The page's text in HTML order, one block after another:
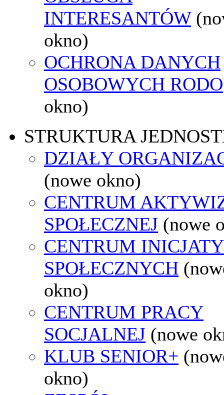
INTERESANTÓW
okno)
OCHRONA DANYCH
OSOBOWYCH RODO
okno)
STRUKTURA
DZIAŁY
(nowe okno)
CENTRUM
SPOŁECZNEJ (nowe
CENTRUM
SPOŁECZNYCH
okno)
CENTRUM PRACY
SOCJALNEJ (nowe
KLUB SENIOR+
okno)